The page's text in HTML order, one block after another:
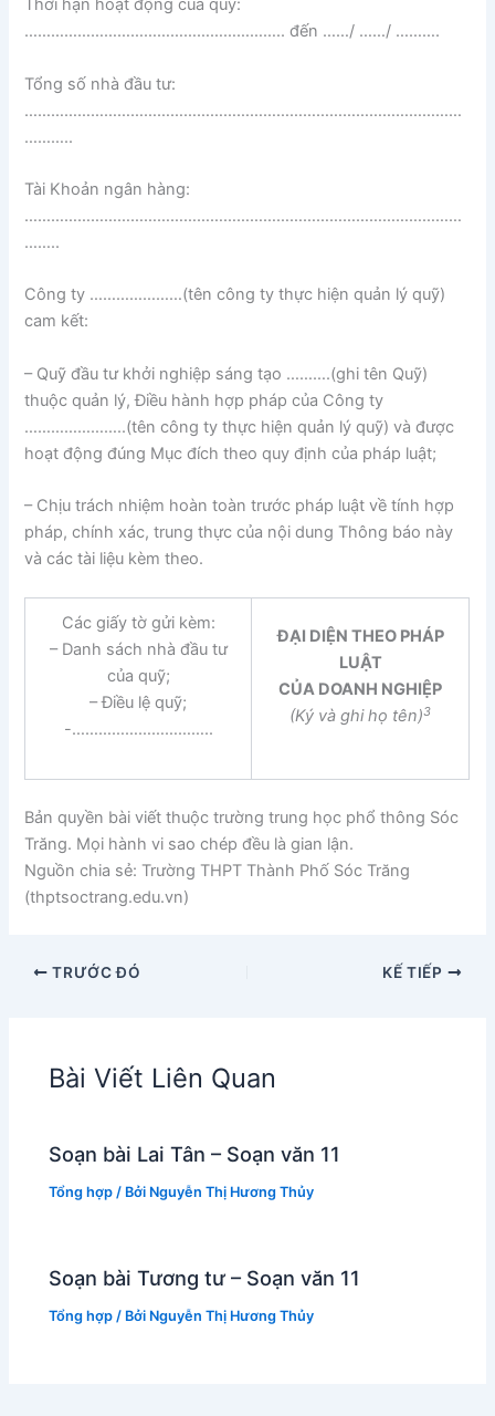
Thời hạn hoạt động của quỹ:
………………………………………………….. đến ……/ ……/ ……….
Tổng số nhà đầu tư:
………………………………………………………………………………………
………..
Tài Khoản ngân hàng:
………………………………………………………………………………………
……..
Công ty …………………(tên công ty thực hiện quản lý quỹ)
cam kết:
– Quỹ đầu tư khởi nghiệp sáng tạo ……….(ghi tên Quỹ)
thuộc quản lý, Điều hành hợp pháp của Công ty
…………………..(tên công ty thực hiện quản lý quỹ) và được
hoạt động đúng Mục đích theo quy định của pháp luật;
– Chịu trách nhiệm hoàn toàn trước pháp luật về tính hợp
pháp, chính xác, trung thực của nội dung Thông báo này
và các tài liệu kèm theo.
Các giấy tờ gửi kèm:
– Danh sách nhà đầu tư
của quỹ;
– Điều lệ quỹ;
-…………………………..
ĐẠI DIỆN THEO PHÁP
LUẬT
CỦA DOANH NGHIỆP
(Ký và ghi họ tên)3
Bản quyền bài viết thuộc trường trung học phổ thông Sóc
Trăng. Mọi hành vi sao chép đều là gian lận.
Nguồn chia sẻ: Trường THPT Thành Phố Sóc Trăng
(thptsoctrang.edu.vn)
TRƯỚC ĐÓ KẾ TIẾP
Bài Viết Liên Quan
Soạn bài Lai Tân – Soạn văn 11
Tổng hợp / Bởi Nguyễn Thị Hương Thủy
Soạn bài Tương tư – Soạn văn 11
Tổng hợp / Bởi Nguyễn Thị Hương Thủy